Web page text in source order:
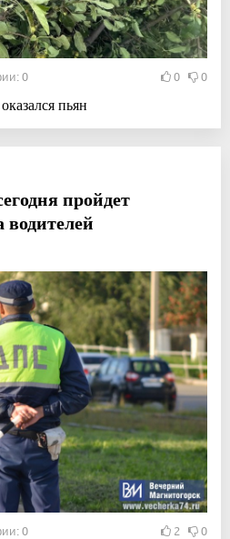
0 0 0
пьян
пройдет
водителей
0 2 0